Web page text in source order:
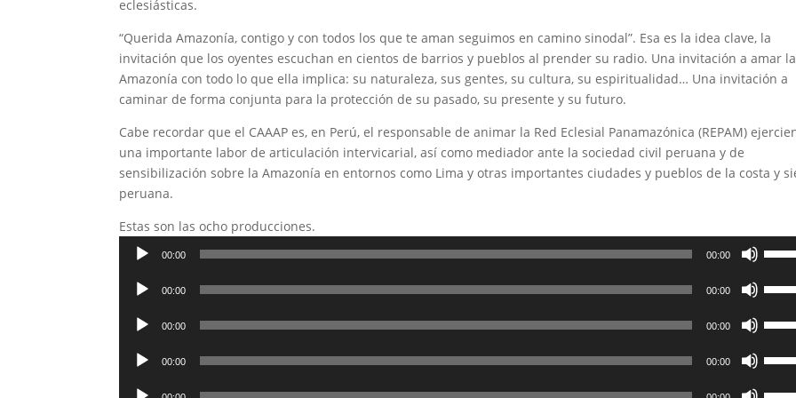
eclesiásticas.
“Querida Amazonía, contigo y con todos los que te aman seguimos en camino sinodal”. Esa es la idea clave, la
invitación que los oyentes escuchan en cientos de barrios y pueblos al prender su radio. Una invitación a amar la
Amazonía con todo lo que ella implica: su naturaleza, sus gentes, su cultura, su espiritualidad… Una invitación a
caminar de forma conjunta para la protección de su pasado, su presente y su futuro.
Cabe recordar que el CAAAP es, en Perú, el responsable de animar la Red Eclesial Panamazónica (REPAM)
una importante labor de articulación intervicarial, así como mediador ante la sociedad civil peruana y de
sensibilización sobre la Amazonía en entornos como Lima y otras importantes ciudades y pueblos de la costa y
peruana.
Estas son las ocho producciones.
Reproductor
audio
00:00 00:00
teclas
flecha
para
Reproductor
audio
00:00 00:00
teclas
flecha
Reproductor
audio
00:00 00:00
teclas
Reproductor
audio
00:00 00:00
teclas
Reproductor